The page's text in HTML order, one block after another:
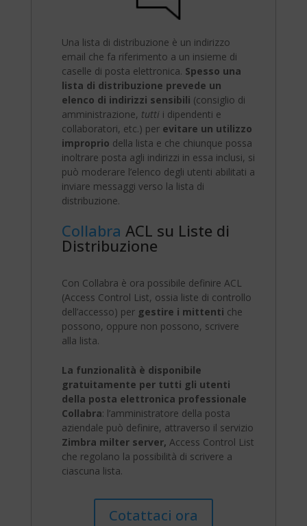
Una lista di distribuzione è un indirizzo
email che fa riferimento a un insieme di
caselle di posta elettronica. Spesso una
lista di distribuzione prevede un
elenco di indirizzi sensibili (consiglio di
amministrazione, tutti i dipendenti e
collaboratori, etc.) per evitare un utilizzo
improprio della lista e che chiunque possa
inoltrare posta agli indirizzi in essa inclusi, si
può moderare l’elenco degli utenti abilitati a
inviare messaggi verso la lista di
distribuzione.
Collabra ACL su Liste di
Distribuzione
Con Collabra è ora possibile definire ACL
(Access Control List, ossia liste di controllo
dell’accesso) per gestire i mittenti che
possono, oppure non possono, scrivere
alla lista.
La funzionalità è disponibile
gratuitamente per tutti gli utenti
della posta elettronica professionale
Collabra: l’amministratore della posta
aziendale può definire, attraverso il servizio
Zimbra milter server, Access Control List
che regolano la possibilità di scrivere a
ciascuna lista.
Cotattaci ora